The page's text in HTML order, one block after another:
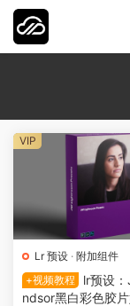
Lr 预设 · 附加组件
+视频教程
lr预设
ndsor黑白彩色胶
VIP